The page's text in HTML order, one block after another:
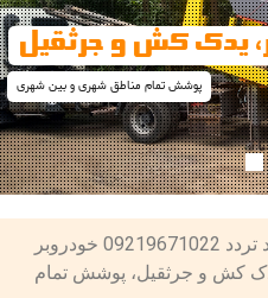
یدک کش و جرثقیل
پوشش تمام مناطق شهری و بین شهری
امداد خودرو تهران – شرکت امداد تردد 09219671022 خودروبر
کش و جرثقیل، پوشش تمام